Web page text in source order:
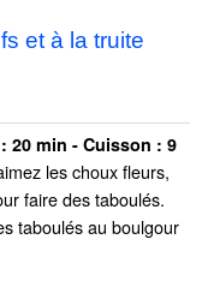
et à la truite
20 min - Cuisson : 9
les choux fleurs,
faire des taboulés.
taboulés au boulgour